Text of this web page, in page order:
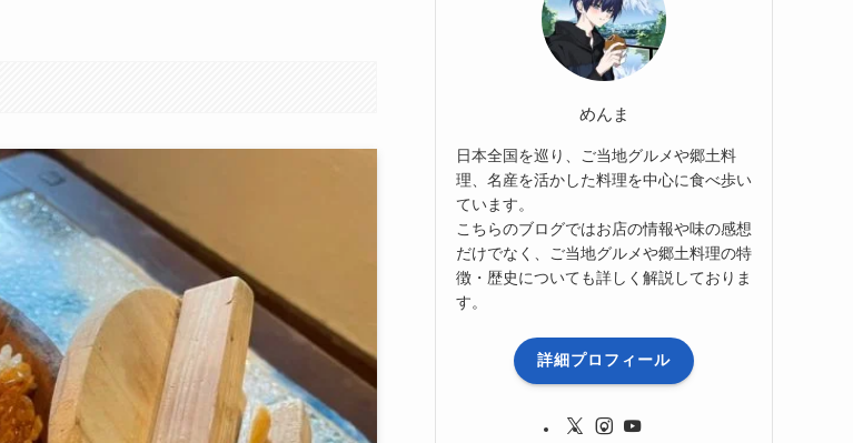
めんま
日本全国を巡り、ご当地グルメや郷土料
理、名産を活かした料理を中心に食べ歩い
ています。
こちらのブログではお店の情報や味の感想
だけでなく、ご当地グルメや郷土料理の特
徴・歴史についても詳しく解説しておりま
す。
詳細プロフィール